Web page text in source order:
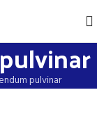
pulvinar